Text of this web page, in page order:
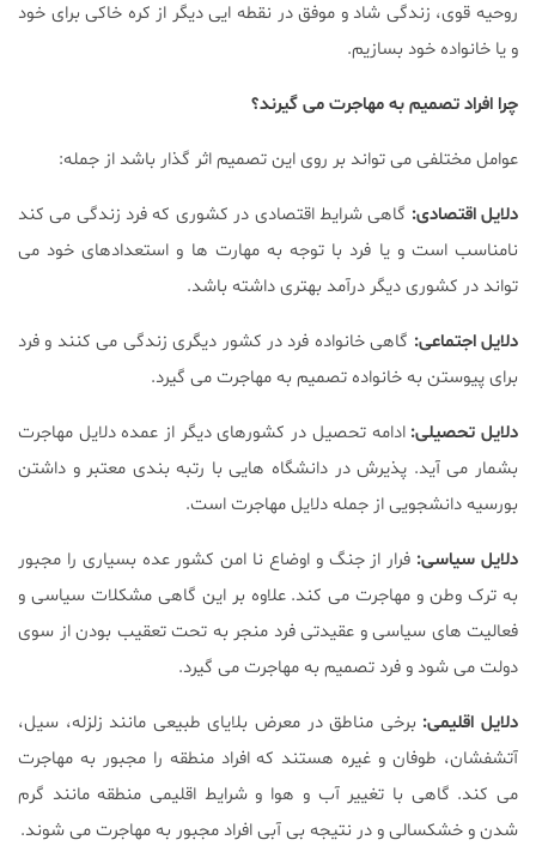
روحیه قوی، زندگی شاد و موفق در نقطه ایی دیگر از کره خاکی برای خود
و یا خانواده خود بسازیم.
چرا افراد تصمیم به مهاجرت می گیرند؟
عوامل مختلفی می تواند بر روی این تصمیم اثر گذار باشد از جمله:
دلایل اقتصادی: گاهی شرایط اقتصادی در کشوری که فرد زندگی می کند
نامناسب است و یا فرد با توجه به مهارت ها و استعدادهای خود می
تواند در کشوری دیگر درآمد بهتری داشته باشد.
دلایل اجتماعی: گاهی خانواده فرد در کشور دیگری زندگی می کنند و فرد
برای پیوستن به خانواده تصمیم به مهاجرت می گیرد.
دلایل تحصیلی:ادامه تحصیل در کشورهای دیگر از عمده دلایل مهاجرت
بشمار می آید. پذیرش در دانشگاه هایی با رتبه بندی معتبر و داشتن
بورسیه دانشجویی از جمله دلایل مهاجرت است.
دلایل سیاسی: فرار از جنگ و اوضاع نا امن کشور عده بسیاری را مجبور
به ترک وطن و مهاجرت می کند. علاوه بر این گاهی مشکلات سیاسی و
فعالیت های سیاسی و عقیدتی فرد منجر به تحت تعقیب بودن از سوی
دولت می شود و فرد تصمیم به مهاجرت می گیرد.
دلایل اقلیمی: برخی مناطق در معرض بلایای طبیعی مانند زلزله، سیل،
آتشفشان، طوفان و غیره هستند که افراد منطقه را مجبور به مهاجرت
می کند. گاهی با تغییر آب و هوا و شرایط اقلیمی منطقه مانند گرم
شدن و خشکسالی و در نتیجه بی آبی افراد مجبور به مهاجرت می شوند.